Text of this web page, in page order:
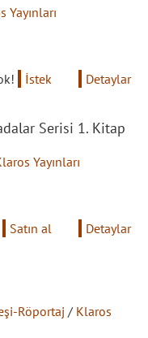
Yayınları
İstek Detaylar
Serisi 1. Kitap
Yayınları
Satın al Detaylar
Röportaj / Klaros